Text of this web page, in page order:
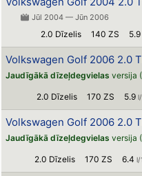
Jūl 2004 — Jūn 2006
2.0 Dīzelis 140 ZS
Volkswagen Golf 2006 2.0
Jaudīgākā dīzeļdegvielas versija
2.0 Dīzelis 170 ZS 5.9
Volkswagen Golf 2006 2.0
Jaudīgākā dīzeļdegvielas versija
2.0 Dīzelis 170 ZS 6.4l/